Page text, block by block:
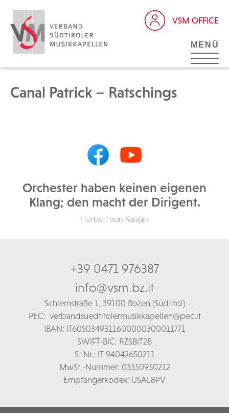
VSM OFFICE
MENÜ
Canal Patrick – Ratschings
Orchester haben keinen eigenen
Klang; den macht der Dirigent.
Herbert von Karajan
+39 0471 976387
info@vsm.bz.it
Schlernstraße 1, 39100 Bozen (Südtirol)
PEC: verbandsuedtirolermusikkapellen@pec.it
IBAN: IT60S0349311600000300011771
SWIFT-BIC: RZSBIT2B
St.Nr.: IT 94042650211
MwSt.-Nummer: 03350950212
Empfängerkodex: USAL8PV